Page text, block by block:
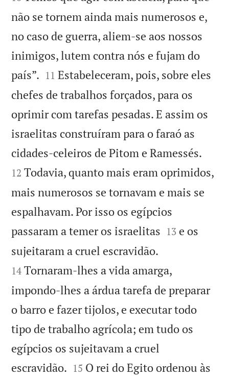
não se tornem ainda mais numerosos e,
no caso de guerra, aliem-se aos nossos
inimigos, lutem contra nós e fujam do
país”. 

11 Estabeleceram, pois, sobre eles
chefes de trabalhos forçados, para os
oprimir com tarefas pesadas. E assim os
israelitas construíram para o faraó as
cidades-celeiros de Pitom e Ramessés.
12 Todavia, quanto mais eram oprimidos,
mais numerosos se tornavam e mais se
espalhavam. Por isso os egípcios
passaram a temer os israelitas 

13 e os
sujeitaram a cruel escravidão.
14 Tornaram-lhes a vida amarga,
impondo-lhes a árdua tarefa de preparar
o barro e fazer tijolos, e executar todo
tipo de trabalho agrícola; em tudo os
egípcios os sujeitavam a cruel
escravidão. 

15 O rei do Egito ordenou às